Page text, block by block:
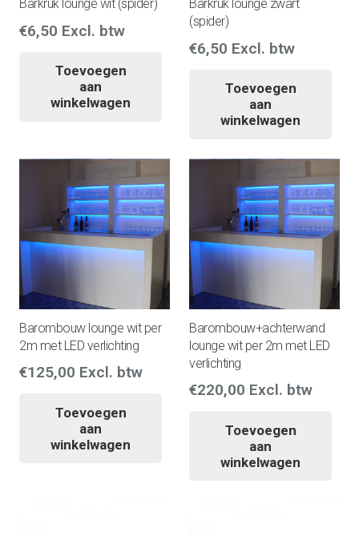
Barkruk lounge wit (spider)
€6,50 Excl. btw
Toevoegen
aan
winkelwagen
Barkruk lounge zwart
(spider)
€6,50 Excl. btw
Toevoegen
aan
winkelwagen
Barombouw lounge wit per
2m met LED verlichting
€125,00 Excl. btw
Toevoegen
aan
winkelwagen
Barombouw+achterwand
lounge wit per 2m met LED
verlichting
€220,00 Excl. btw
Toevoegen
aan
winkelwagen